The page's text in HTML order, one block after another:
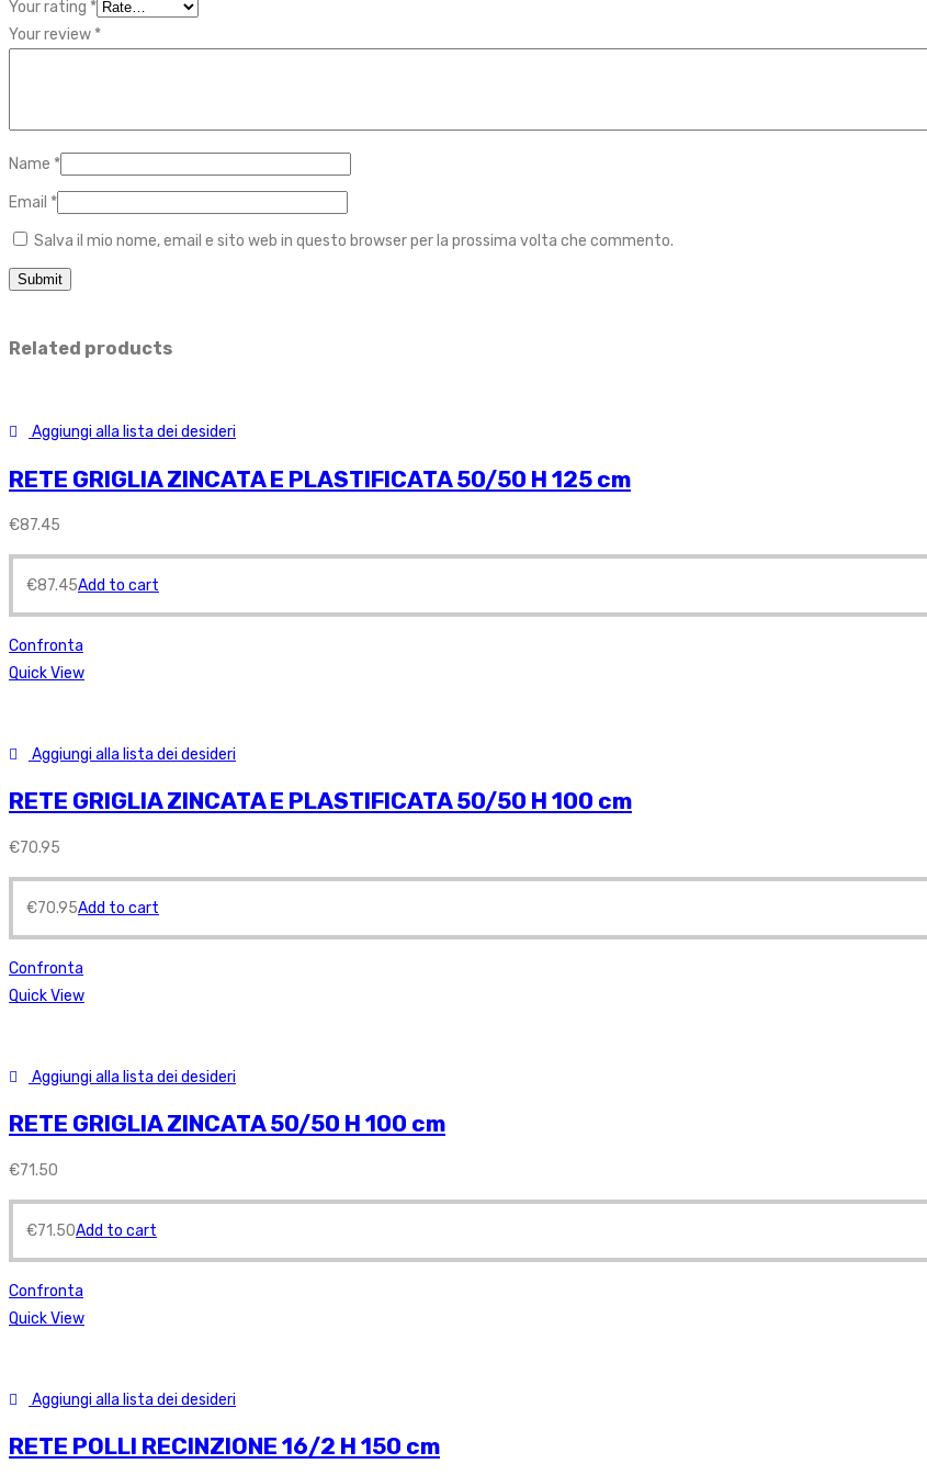
Your rating *
Your review *
Name *
Email *
Salva il mio nome, email e sito web in questo browser per la prossima volta che commento.
Related products
Aggiungi alla lista dei desideri
RETE GRIGLIA ZINCATA E PLASTIFICATA 50/50 H 125 cm
€87.45
€87.45Add to cart
Confronta
Quick View
Aggiungi alla lista dei desideri
RETE GRIGLIA ZINCATA E PLASTIFICATA 50/50 H 100 cm
€70.95
€70.95Add to cart
Confronta
Quick View
Aggiungi alla lista dei desideri
RETE GRIGLIA ZINCATA 50/50 H 100 cm
€71.50
€71.50Add to cart
Confronta
Quick View
Aggiungi alla lista dei desideri
RETE POLLI RECINZIONE 16/2 H 150 cm